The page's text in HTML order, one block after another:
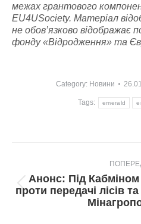
межах грантового
EU4USociety. Матеріал
не обов’язково відображає
фонду «Відродження» та
Category: Новини
Tags: emerald
Анонс: Під Кабміном
проти передачі лісів